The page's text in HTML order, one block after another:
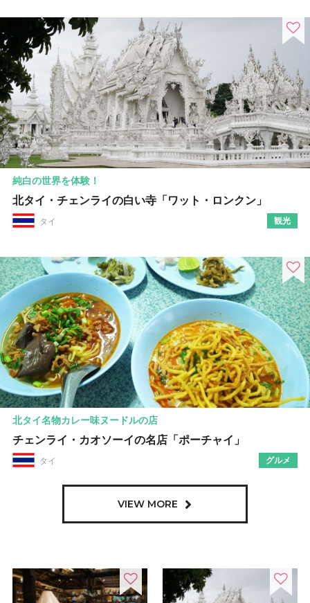
純白の世界を体験！
北タイ・チェンライの白い寺「ワット・ロンクン」
タイ 観光
北タイ名物カレー味ヌードルの店
チェンライ・カオソーイの名店「ポーチャイ」
タイ グルメ
VIEW MORE